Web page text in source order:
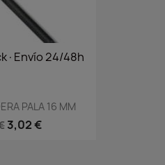
24/48h
PALA 16 MM
3,02 €